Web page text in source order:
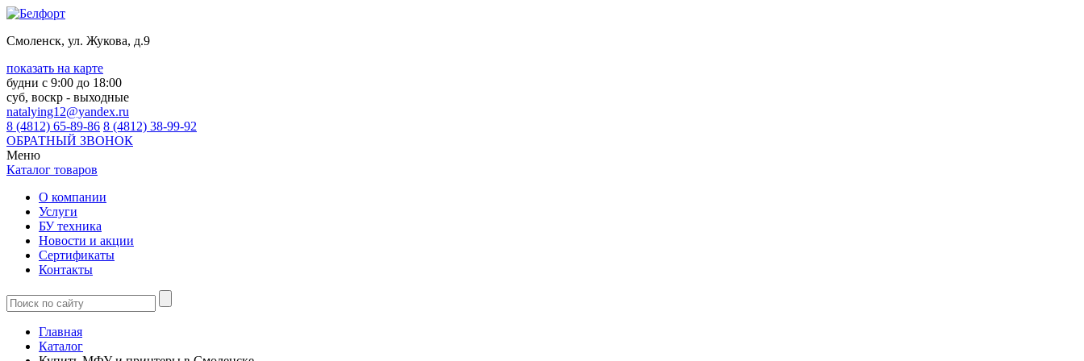
Смоленск, ул. Жукова, д.9
показать на карте
будни с 9:00 до 18:00
суб, воскр - выходные
natalying12@yandex.ru
8 (4812) 65-89-86 8 (4812) 38-99-92
ОБРАТНЫЙ ЗВОНОК
Меню
Каталог товаров
О компании
Услуги
БУ техника
Новости и акции
Сертификаты
Контакты
Главная
Каталог